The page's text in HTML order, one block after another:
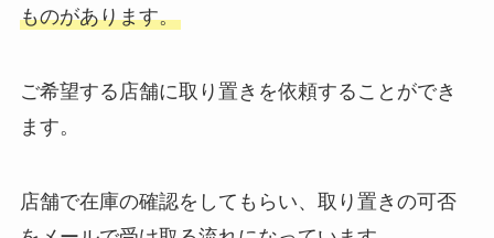
ものがあります。
ご希望する店舗に取り置きを依頼することができ
ます。
店舗で在庫の確認をしてもらい、取り置きの可否